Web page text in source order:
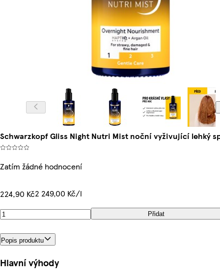
Schwarzkopf Gliss Night Nutri Mist noční vyživující lehký
Zatím žádné hodnocení
224,90 Kč2 249,00 Kč/l
Přidat
Popis produktu
Hlavní výhody